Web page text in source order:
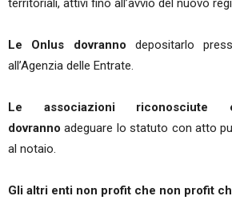
territoriali, attivi fino all’avvio del nuovo
Le Onlus dovranno depositarlo
all’Agenzia delle Entrate.
Le associazioni
dovrannoadeguare lo statuto con atto
al notaio.
Gli altri enti non profit che non profit